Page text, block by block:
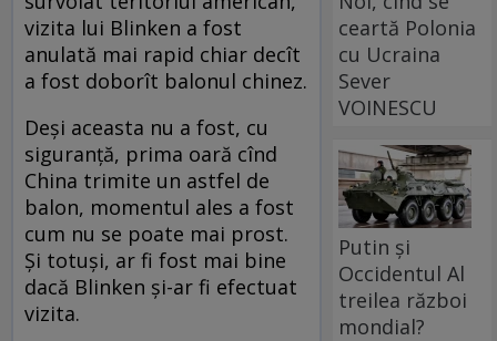
vizita lui Blinken a fost
anulată mai rapid chiar decît
a fost doborît balonul chinez.
Deși aceasta nu a fost, cu
siguranță, prima oară cînd
China trimite un astfel de
balon, momentul ales a fost
cum nu se poate mai prost.
Și totuși, ar fi fost mai bine
dacă Blinken și-ar fi efectuat
vizita.
ceartă Polonia
cu Ucraina
Sever
VOINESCU
Putin și
Occidentul Al
treilea război
mondial?